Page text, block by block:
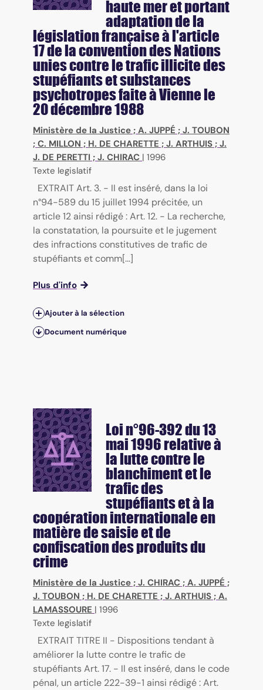
haute mer et portant
adaptation de la
législation française à l'article
17 de la convention des Nations
unies contre le trafic illicite des
stupéfiants et substances
psychotropes faite à Vienne le
20 décembre 1988
Ministère de la Justice ; A. JUPPÉ ; J. TOUBON
; C. MILLON ; H. DE CHARETTE ; J. ARTHUIS ; J.
J. DE PERETTI ; J. CHIRAC | 1996
Texte legislatif
EXTRAIT Art. 3. - II est inséré, dans la loi
n°94-589 du 15 juillet 1994 précitée, un
article 12 ainsi rédigé : Art. 12. - La recherche,
la constatation, la poursuite et le jugement
des infractions constitutives de trafic de
stupéfiants et comm[...]
Plus d'info
Ajouter à la sélection
Document numérique
Loi n°96-392 du 13
mai 1996 relative à
la lutte contre le
blanchiment et le
trafic des
stupéfiants et à la
coopération internationale en
matière de saisie et de
confiscation des produits du
crime
Ministère de la Justice ; J. CHIRAC ; A. JUPPÉ ;
J. TOUBON ; H. DE CHARETTE ; J. ARTHUIS ; A.
LAMASSOURE | 1996
Texte legislatif
EXTRAIT TITRE II - Dispositions tendant à
améliorer la lutte contre le trafic de
stupéfiants Art. 17. - Il est inséré, dans le code
pénal, un article 222-39-1 ainsi rédigé : Art.